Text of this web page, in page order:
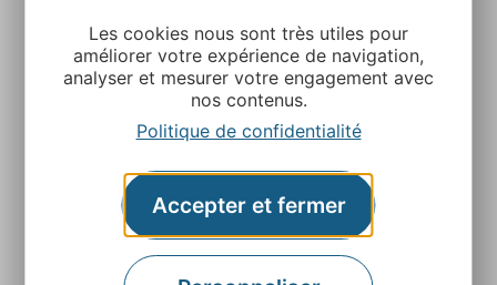
Les cookies nous sont très utiles pour
améliorer votre expérience de navigation,
analyser et mesurer votre engagement avec
nos contenus.
Politique de confidentialité
Accepter et fermer
Agence Départementale de l’Attractivité et du
Tourisme de l’Aveyron
Rue Louis Blanc – BP831 – 12008 Rodez
Retrouvez-nous sur